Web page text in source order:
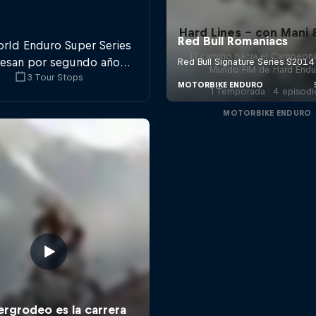
Enduro Super Series
por segundo año
pasando por
3 Tour Stops
Hard Lines - con Mani
El camino hacia el
Mundo FIM de Hard
1 Temporada · 4
MOTORBIKE ENDURO